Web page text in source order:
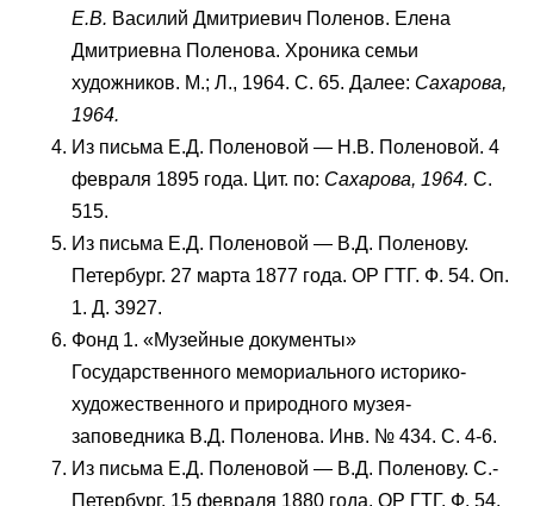
Е.В. Василий Дмитриевич Поленов. Елена
Дмитриевна Поленова. Хроника семьи
художников. М.; Л., 1964. С. 65. Далее: Сахарова,
1964.
Из письма Е.Д. Поленовой — Н.В. Поленовой. 4
февраля 1895 года. Цит. по: Сахарова, 1964. С.
515.
Из письма Е.Д. Поленовой — В.Д. Поленову.
Петербург. 27 марта 1877 года. ОР ГТГ. Ф. 54. Оп.
1. Д. 3927.
Фонд 1. «Музейные документы»
Государственного мемориального историко-
художественного и природного музея-
заповедника В.Д. Поленова. Инв. № 434. С. 4-6.
Из письма Е.Д. Поленовой — В.Д. Поленову. С.-
Петербург. 15 февраля 1880 года. ОР ГТГ. Ф. 54.